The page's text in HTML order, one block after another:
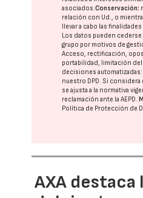
asociados.Conservación:
relación con Ud., o
llevar a cabo las
Los datos pueden cederse
grupo por motivos de
Acceso, rectificación,
portabilidad, limitación
decisiones automatizadas:
nuestro DPD. Si considera
se ajusta a la normativa
reclamación ante laAEPD.
Política de Protección de
AXA destaca